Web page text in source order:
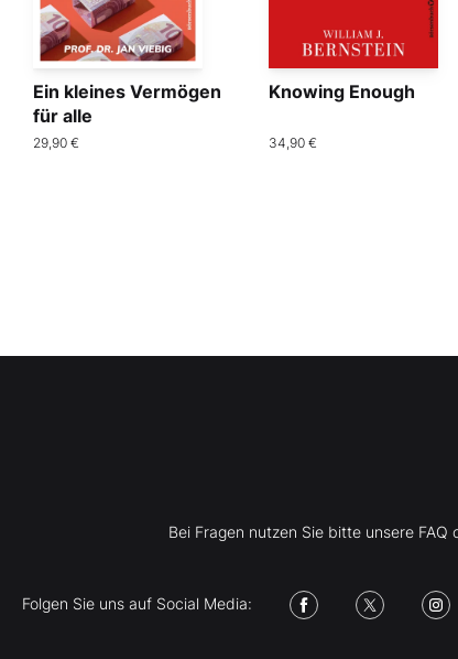
Ein kleines Vermögen
für alle
29,90 €
Knowing Enough
34,90 €
Bei Fragen nutzen Sie bitte unsere
Folgen Sie uns auf Social Media: